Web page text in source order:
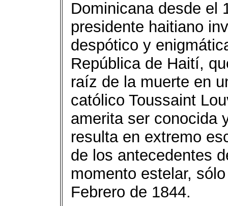
Dominicana desde el
presidente haitiano
despótico y
República de Haití,
raíz de la muerte en
católico Toussaint
amerita ser conocida
resulta en extremo
de los antecedentes
momento estelar,
Febrero de 1844.